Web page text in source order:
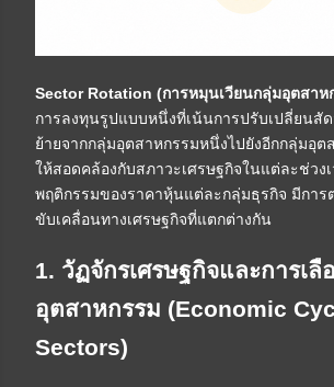
Sector Rotation (การหมุนเวียนกลุ่มอุตสาห
การลงทุนรูปแบบหนึ่งที่เน้นการปรับเปลี่ยนสั
ย้ายจากกลุ่มอุตสาหกรรมหนึ่งไปยังอีกกลุ่มอุต
ให้สอดคล้องกับสภาวะเศรษฐกิจในแต่ละช่วงเ
พฤติกรรมของราคาหุ้นแต่ละกลุ่มธุรกิจ มีการ
ขับเคลื่อนทางเศรษฐกิจที่แตกต่างกัน
1. วัฏจักรเศรษฐกิจและการเลื
อุตสาหกรรม (Economic
Sectors)